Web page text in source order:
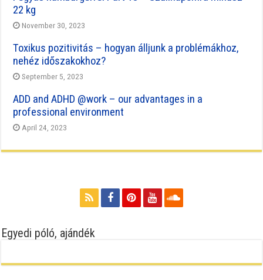
22 kg
November 30, 2023
Toxikus pozitivitás – hogyan álljunk a problémákhoz,
nehéz időszakokhoz?
September 5, 2023
ADD and ADHD @work – our advantages in a
professional environment
April 24, 2023
Egyedi póló, ajándék